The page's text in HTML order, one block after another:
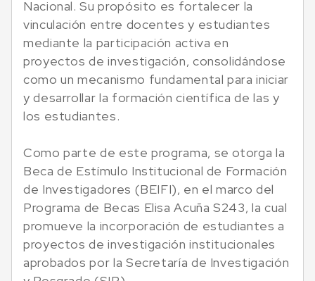
Nacional. Su propósito es fortalecer la
vinculación entre docentes y estudiantes
mediante la participación activa en
proyectos de investigación, consolidándose
como un mecanismo fundamental para iniciar
y desarrollar la formación científica de las y
los estudiantes.
Como parte de este programa, se otorga la
Beca de Estímulo Institucional de Formación
de Investigadores (BEIFI), en el marco del
Programa de Becas Elisa Acuña S243, la cual
promueve la incorporación de estudiantes a
proyectos de investigación institucionales
aprobados por la Secretaría de Investigación